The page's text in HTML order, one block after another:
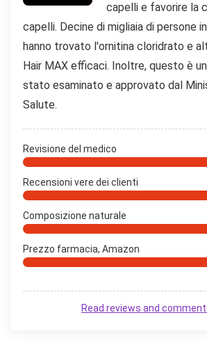
capelli e favorire la
capelli. Decine di migliaia di persone
hanno trovato l'ornitina cloridrato e
Hair MAX efficaci. Inoltre, questo è
stato esaminato e approvato dal
Salute.
Revisione del medico
Recensioni vere dei clienti
Composizione naturale
Prezzo farmacia, Amazon
Read reviews and